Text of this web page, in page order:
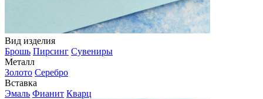
Вид изделия
Брошь Пирсинг Сувениры
Металл
Золото Серебро
Вставка
Эмаль Фианит Кварц